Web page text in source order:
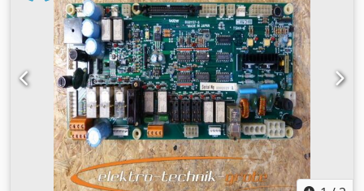
- 630 [mm] TROCADOR DE FERRAMENTAS - Tipo de
trocador de ferramentas: Parapluie - Número de
ferramentas no magazine: 21 - Tempo de troca de
ferramenta: 0,8 [s] MESA - Dimensões da mesa: 800 x 400
[mm] - Capacidade máxima de carga da mesa: 250 [kg]
FORNECIMENTO ELÉTRICO - Tensão de alimentação: 220
[V] - Potência total instalada: 9,5 [kVA] PESO E DIMENSÕES
- Espaço necessário: 2.050 x 2.220 [mm] - Altura da
máquina: 2.497 [mm] - Peso da máquina: 2.400 [kg] HORAS
DE OPERAÇÃO - Horas ligadas: 23.456 [h] - Horas de